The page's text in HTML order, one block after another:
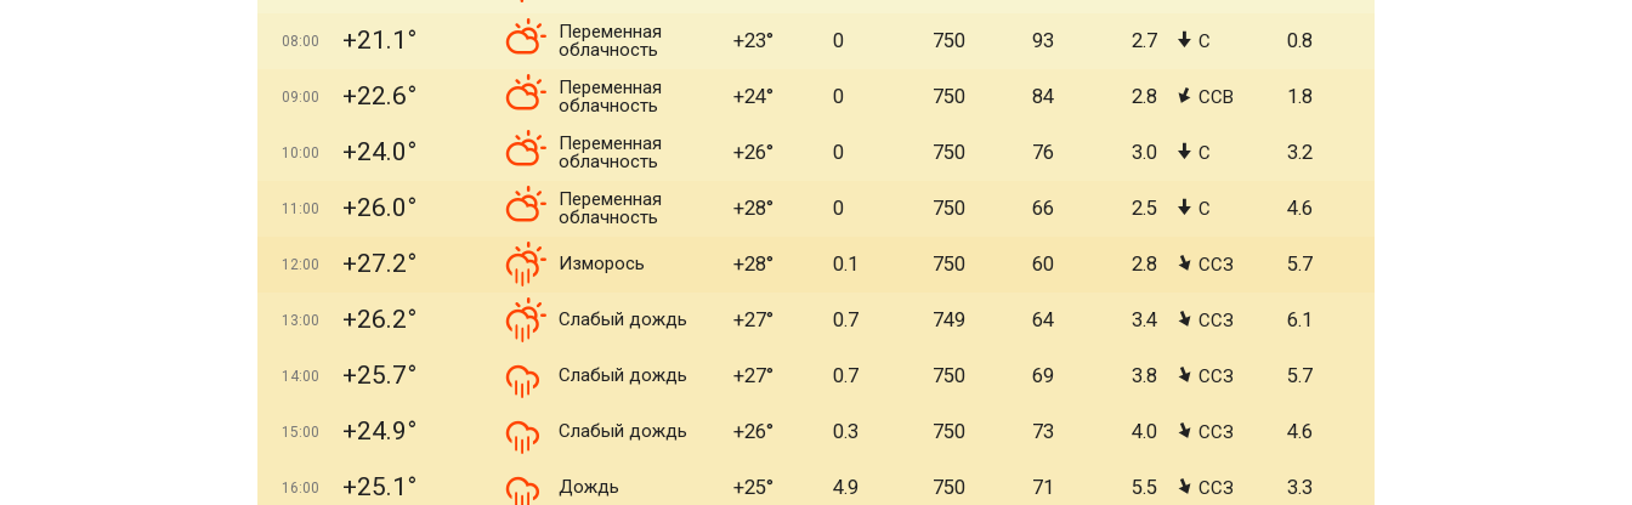
08:00 +21.1°
Переменная
облачность
+23° 0 750 93 2.7 С 0.8
09:00 +22.6°
Переменная
облачность
+24° 0 750 84 2.8 ССВ 1.8
10:00 +24.0°
Переменная
облачность
+26° 0 750 76 3.0 С 3.2
11:00 +26.0°
Переменная
облачность
+28° 0 750 66 2.5 С 4.6
12:00 +27.2° Изморось +28° 0.1 750 60 2.8 ССЗ 5.7
13:00 +26.2° Слабый дождь +27° 0.7 749 64 3.4 ССЗ 6.1
14:00 +25.7° Слабый дождь +27° 0.7 750 69 3.8 ССЗ 5.7
15:00 +24.9° Слабый дождь +26° 0.3 750 73 4.0 ССЗ 4.6
16:00 +25.1° Дождь +25° 4.9 750 71 5.5 ССЗ 3.3